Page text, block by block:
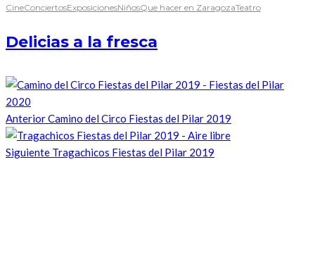
CineConciertosExposicionesNiñosQue hacer en ZaragozaTeatro
Delicias a la fresca
AnteriorCamino del Circo Fiestas del Pilar 2019
Siguiente Tragachicos Fiestas del Pilar 2019